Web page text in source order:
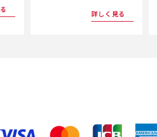
詳しく見る